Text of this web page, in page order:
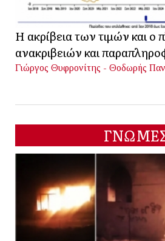
Η ακρίβεια των τιμών και ο
ανακριβειών και
Γιώργος Θυφρονίτης - Θοδωρής